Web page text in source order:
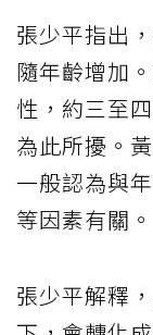
張少平指出
隨年齡增加
性，約三至
為此所擾。
一般認為與
等因素有關。
張少平解釋